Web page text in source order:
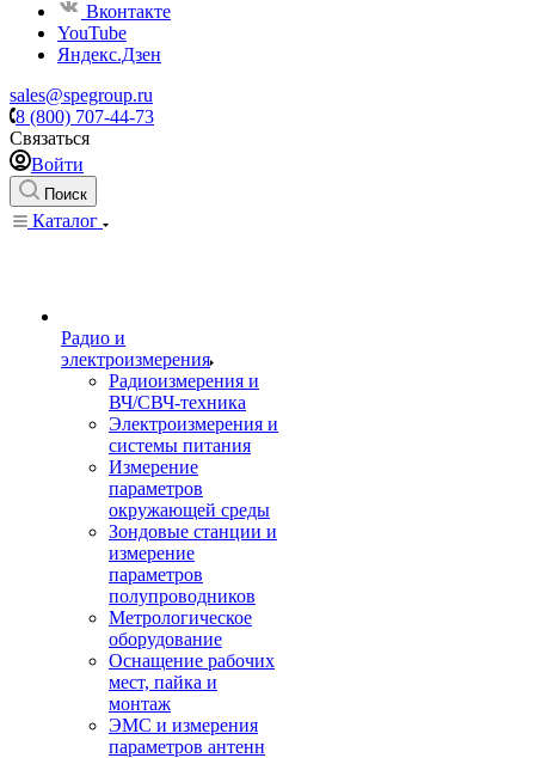
Вконтакте
YouTube
Яндекс.Дзен
sales@spegroup.ru
8 (800) 707-44-73
Связаться
Войти
Поиск
Каталог
Радио и
электроизмерения
Радиоизмерения и
ВЧ/СВЧ-техника
Электроизмерения и
системы питания
Измерение
параметров
окружающей среды
Зондовые станции и
измерение
параметров
полупроводников
Метрологическое
оборудование
Оснащение рабочих
мест, пайка и
монтаж
ЭМС и измерения
параметров антенн